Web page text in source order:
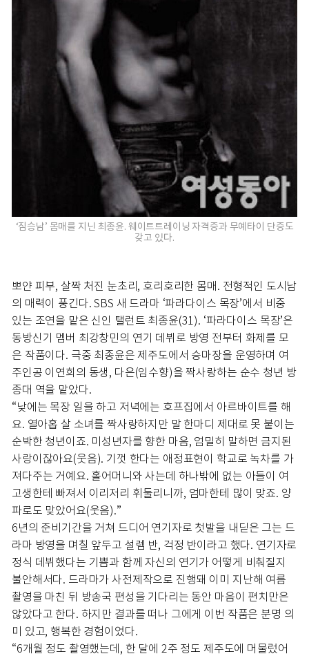
‘짐승남’ 몸매를 지닌 최종윤. 웨이트트레이닝 자격증과 무예타이 단증도
갖고 있다.
뽀얀 피부, 살짝 처진 눈초리, 호리호리한 몸매. 전형적인 도시남
의 매력이 풍긴다. SBS 새 드라마 ‘파라다이스 목장’에서 비중
있는 조연을 맡은 신인 탤런트 최종윤(31). ‘파라다이스 목장’은
동방신기 멤버 최강창민의 연기 데뷔로 방영 전부터 화제를 모
은 작품이다. 극중 최종윤은 제주도에서 승마장을 운영하며 여
주인공 이연희의 동생, 다은(임수향)을 짝사랑하는 순수 청년 방
종대 역을 맡았다.
“낮에는 목장 일을 하고 저녁에는 호프집에서 아르바이트를 해
요. 열아홉 살 소녀를 짝사랑하지만 말 한마디 제대로 못 붙이는
순박한 청년이죠. 미성년자를 향한 마음, 엄밀히 말하면 금지된
사랑이잖아요(웃음). 기껏 한다는 애정표현이 학교로 녹차를 가
져다주는 거예요. 홀어머니와 사는데 하나밖에 없는 아들이 여
고생한테 빠져서 이리저리 휘둘리니까, 엄마한테 많이 맞죠. 양
파로도 맞았어요(웃음).”
6년의 준비기간을 거쳐 드디어 연기자로 첫발을 내딛은 그는 드
라마 방영을 며칠 앞두고 설렘 반, 걱정 반이라고 했다. 연기자로
정식 데뷔했다는 기쁨과 함께 자신의 연기가 어떻게 비춰질지
불안해서다. 드라마가 사전제작으로 진행돼 이미 지난해 여름
촬영을 마친 뒤 방송국 편성을 기다리는 동안 마음이 편치만은
않았다고 한다. 하지만 결과를 떠나 그에게 이번 작품은 분명 의
미 있고, 행복한 경험이었다.
“6개월 정도 촬영했는데, 한 달에 2주 정도 제주도에 머물렀어